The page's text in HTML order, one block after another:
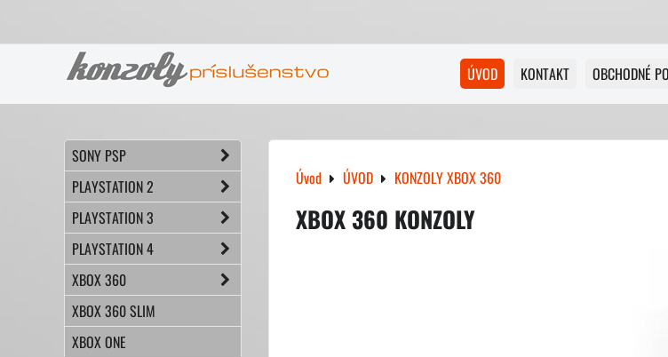
ÚVOD KONTAKT OBCHODNÉ
Úvod ÚVOD KONZOLY XBOX 360
XBOX 360 KONZOLY
SONY PSP
PLAYSTATION 2
PLAYSTATION 3
PLAYSTATION 4
XBOX 360
XBOX 360 SLIM
XBOX ONE